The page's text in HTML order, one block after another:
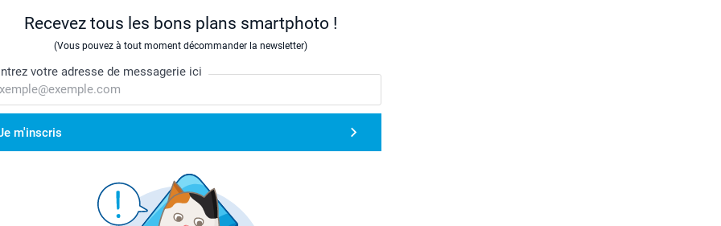
Recevez tous les bons plans smartphoto !
(Vous pouvez à tout moment décommander la newsletter)
votre adresse de messagerie ici
m'inscris